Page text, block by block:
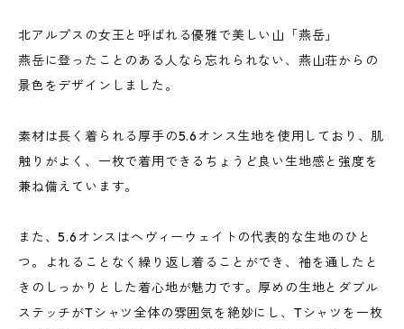
北アルプスの女王と呼ばれる優雅で美しい山「燕岳」
燕岳に登ったことのある人なら忘れられない、燕山荘からの
景色をデザインしました。
素材は長く着られる厚手の5.6オンス生地を使用しており、肌
触りがよく、一枚で着用できるちょうど良い生地感と強度を
兼ね備えています。
また、5.6オンスはへヴィーウェイトの代表的な生地のひと
つ。よれることなく繰り返し着ることができ、袖を通したと
きのしっかりとした着心地が魅力です。厚めの生地とダブル
ステッチがTシャツ全体の雰囲気を絶妙にし、Tシャツを一枚